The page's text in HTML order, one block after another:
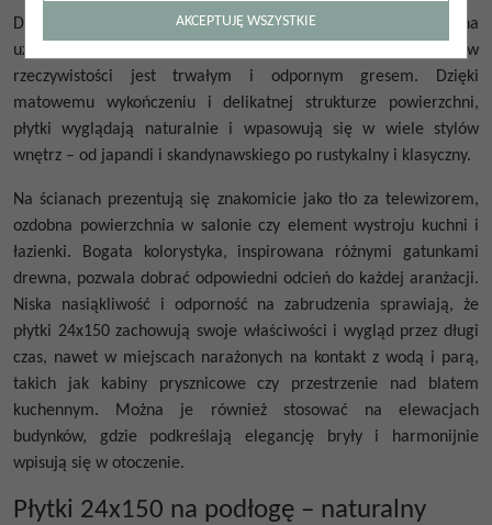
Duży, podłużny format płytek 24x150 na ścianę pozwala na
uzyskanie efektu ciepłego, przytulnego drewna, które w
rzeczywistości jest trwałym i odpornym gresem. Dzięki
matowemu wykończeniu i delikatnej strukturze powierzchni,
płytki wyglądają naturalnie i wpasowują się w wiele stylów
wnętrz – od japandi i skandynawskiego po rustykalny i klasyczny.
Na ścianach prezentują się znakomicie jako tło za telewizorem,
ozdobna powierzchnia w salonie czy element wystroju kuchni i
łazienki. Bogata kolorystyka, inspirowana różnymi gatunkami
drewna, pozwala dobrać odpowiedni odcień do każdej aranżacji.
Niska nasiąkliwość i odporność na zabrudzenia sprawiają, że
płytki 24x150 zachowują swoje właściwości i wygląd przez długi
czas, nawet w miejscach narażonych na kontakt z wodą i parą,
takich jak kabiny prysznicowe czy przestrzenie nad blatem
kuchennym. Można je również stosować na elewacjach
budynków, gdzie podkreślają elegancję bryły i harmonijnie
wpisują się w otoczenie.
Płytki 24x150 na podłogę – naturalny
AKCEPTUJĘ WSZYSTKIE